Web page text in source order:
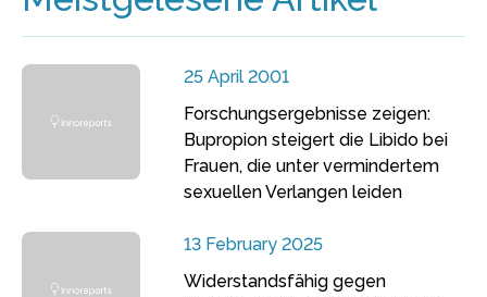
25 April 2001
Forschungsergebnisse zeigen:
Bupropion steigert die Libido bei
Frauen, die unter vermindertem
sexuellen Verlangen leiden
13 February 2025
Widerstandsfähig gegen